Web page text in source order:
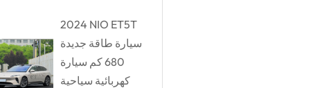
2024 NIO ET5T
سيارة طاقة جديدة
680 كم سيارة
كهربائية سياحية